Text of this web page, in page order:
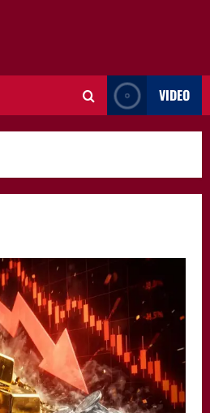
VIDEO